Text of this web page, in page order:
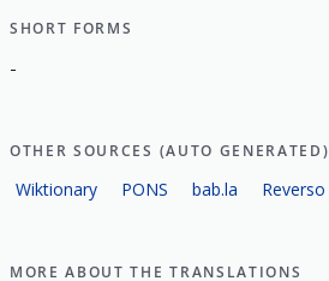
SHORT FORMS
-
OTHER SOURCES (AUTO GENERATED)
Wiktionary PONS bab.la Reverso
MORE ABOUT THE TRANSLATIONS